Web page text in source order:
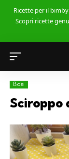
Ricette per il
Scopri ricette
Basi
Sciroppo